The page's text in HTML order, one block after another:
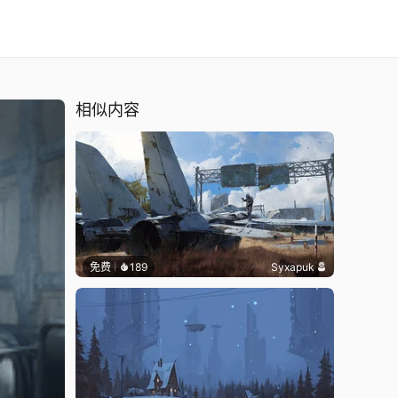
相似内容
免费 189 Syxapuk